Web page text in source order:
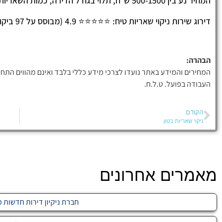
דירוג שירות ניקוי שאריות טיח: ⭐⭐⭐⭐⭐ 4.9 (מבוסס על 97 ביקורות)
הבהרה:
המחירים והמידע באתר נועדו לצרכי מידע כללי בלבד ואינם מהווים
העבודה בפועל. ט.ל.ח.
הקודם
ניקוי שאריות בטון
מאמרים אחרונים
חברת ניקיון דירות חדשות